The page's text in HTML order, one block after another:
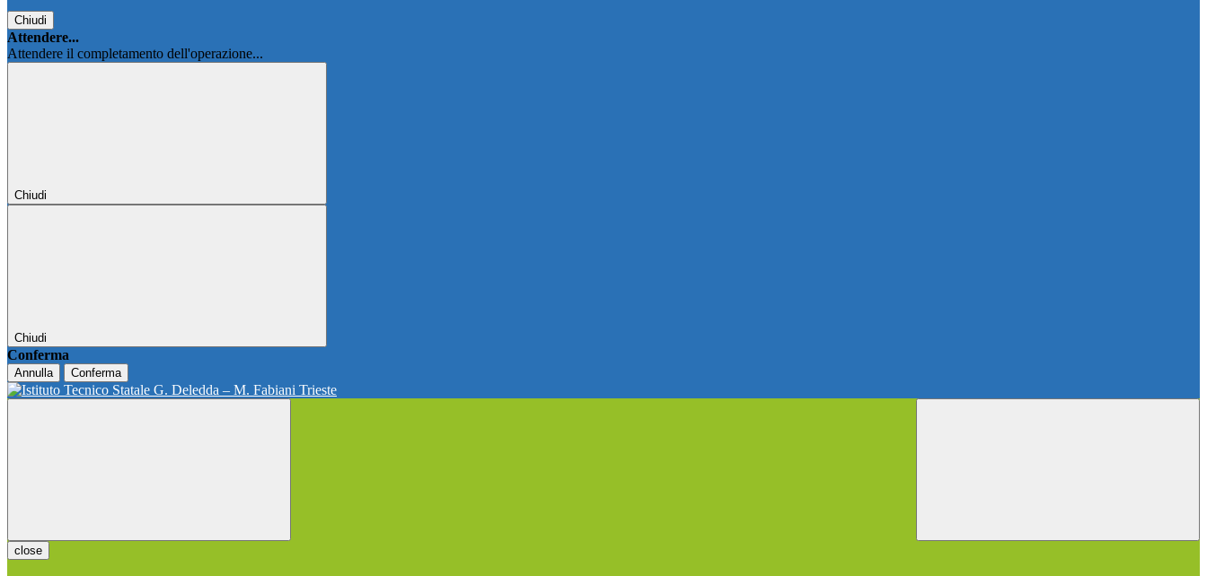
Chiudi
Attendere...
Attendere il completamento dell'operazione...
Chiudi
Chiudi
Conferma
Annulla Conferma
close